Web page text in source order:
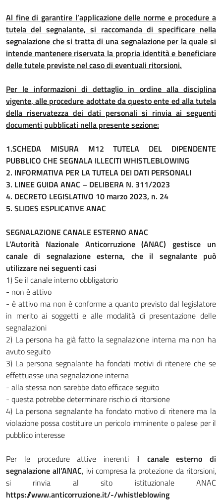
Al fine di garantire l’applicazione delle norme e procedure a
tutela del segnalante, si raccomanda di specificare nella
segnalazione che si tratta di una segnalazione per la quale si
intende mantenere riservata la propria identità e beneficiare
delle tutele previste nel caso di eventuali ritorsioni.
Per le informazioni di dettaglio in ordine alla disciplina
vigente, alle procedure adottate da questo ente ed alla tutela
della riservatezza dei dati personali si rinvia ai seguenti
documenti pubblicati nella presente sezione:
1.SCHEDA MISURA M12 TUTELA DEL DIPENDENTE
PUBBLICO CHE SEGNALA ILLECITI WHISTLEBLOWING
2. INFORMATIVA PER LA TUTELA DEI DATI PERSONALI
3. LINEE GUIDA ANAC – DELIBERA N. 311/2023
4. DECRETO LEGISLATIVO 10 marzo 2023, n. 24
5. SLIDES ESPLICATIVE ANAC
SEGNALAZIONE CANALE ESTERNO ANAC
L’Autorità Nazionale Anticorruzione (ANAC) gestisce un
canale di segnalazione esterna, che il segnalante può
utilizzare nei seguenti casi
1) Se il canale interno obbligatorio
- non è attivo
- è attivo ma non è conforme a quanto previsto dal legislatore
in merito ai soggetti e alle modalità di presentazione delle
segnalazioni
2) La persona ha già fatto la segnalazione interna ma non ha
avuto seguito
3) La persona segnalante ha fondati motivi di ritenere che se
effettuasse una segnalazione interna
- alla stessa non sarebbe dato efficace seguito
- questa potrebbe determinare rischio di ritorsione
4) La persona segnalante ha fondato motivo di ritenere ma la
violazione possa costituire un pericolo imminente o palese per il
pubblico interesse
Per le procedure attive inerenti il canale esterno di
segnalazione all’ANAC, ivi compresa la protezione da ritorsioni,
si rinvia al sito istituzionale ANAC
https://www.anticorruzione.it/-/whistleblowing